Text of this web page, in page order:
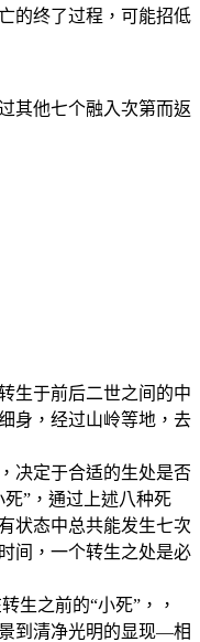
的终了过程，可能招低
其他七个融入次第而返
于前后二世之间的中
身，经过山岭等地，去
决定于合适的生处是否
”，通过上述八种死
状态中总共能发生七次
间，一个转生之处是必
之前的“小死”，，
到清净光明的显现—相